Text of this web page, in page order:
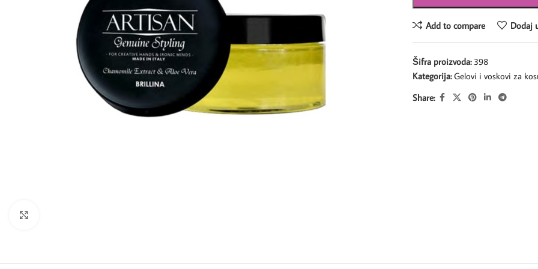
Add to compare Dodaj
Šifra proizvoda: 398
Kategorija: Gelovi i voskovi za
Share: